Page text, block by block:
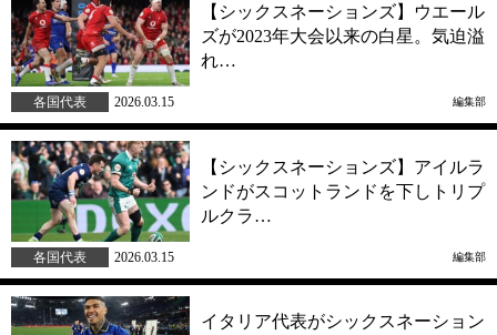
【シックスネーションズ】ウエール
ズが2023年大会以来の白星。気迫溢
れ…
各国代表 2026.03.15 編集部
【シックスネーションズ】アイルラ
ンドがスコットランドを下しトリプ
ルクラ…
各国代表 2026.03.15 編集部
イタリア代表がシックスネーション